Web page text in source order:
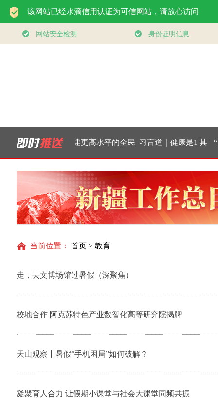
个关键词，读
经济“半年答
卷”
构建更高水平的全民
健身公共服务体系
习言道｜健康是1 其
他是后面的0
“紧
面广
当前位置： 首页 > 教育
走，去文博场馆过暑假（深聚焦）
校地合作 阿克苏特色产业数智化高等研究院揭牌
天山观察丨暑假“手机困局”如何破解？
凝聚育人合力 让假期小课堂与社会大课堂同频共振